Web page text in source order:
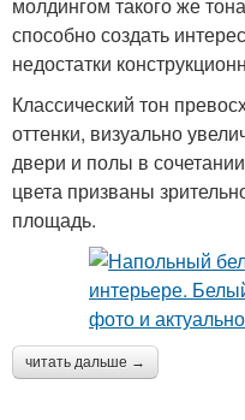
способно создать
недостатки
Классический тон
оттенки, визуально
двери и полы в
цвета призваны
площадь.
читать дальше →